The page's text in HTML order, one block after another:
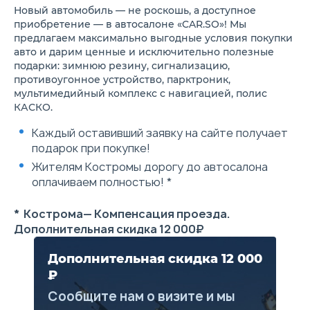
Электроподогрев лобового
стекла в зоне покоя
стеклоочистителей
Боковые зеркала заднего
вида с интегрированным
сигналом поворота, секцией
обзора слепых зон,
обогревом и
электроприводом
Панорамная крыша, люк с
электроприводом
Два подстаканника на
центральной консоли со
светодиодной подсветкой
электростеклоподъемники
Сдвижной передний
подлокотник
подлокотник с 2
подстаканниками
Электроусилитель руля
Воздуховоды,
Дополнительная скидка 12 000
₽
Сообщите нам о визите и мы
Новый автомобиль — не роскошь, а доступное
приобретение — в автосалоне «CAR.SO»! Мы
предлагаем максимально выгодные условия покупки
авто и дарим ценные и исключительно полезные
подарки: зимнюю резину, сигнализацию,
противоугонное устройство, парктроник,
мультимедийный комплекс с навигацией, полис
КАСКО.
Каждый оставивший заявку на сайте получает
подарок при покупке!
Жителям Костромы дорогу до автосалона
оплачиваем полностью! *
* Кострома— Компенсация проезда.
Дополнительная скидка 12 000₽